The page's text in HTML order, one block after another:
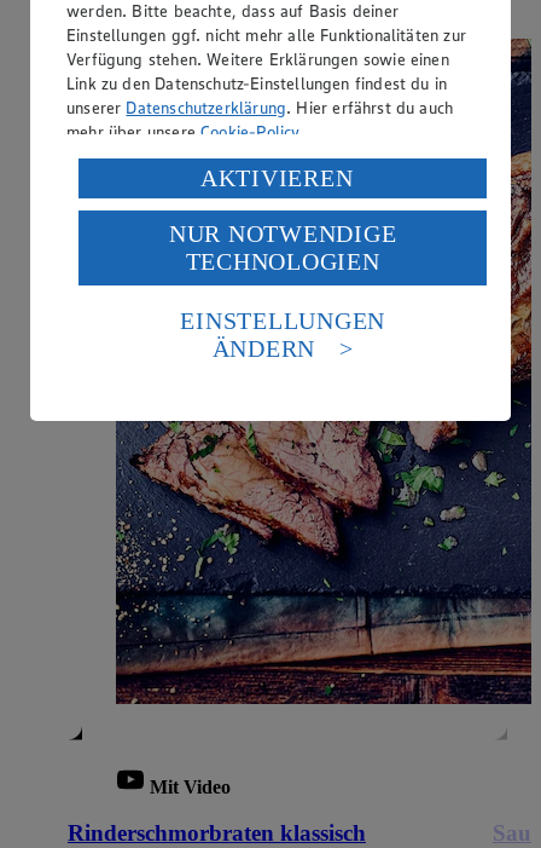
Mit Video
Rinderschmorbraten klassisch
werden. Bitte beachte, dass auf Basis deiner
Einstellungen ggf. nicht mehr alle Funktionalitäten zur
Verfügung stehen. Weitere Erklärungen sowie einen
Link zu den Datenschutz-Einstellungen findest du in
unserer Datenschutzerklärung. Hier erfährst du auch
mehr über unsereCookie-Policy.
Verarbeitung deiner personenbezogenen Daten in den
USA durch Facebook und YouTube:
Wenn du auf „Aktivieren“ klickst, willigst du im Sinne
des Art. 49 Abs. 1 Satz 1 lit. a) DSGVO ein, dass deine
Daten in den USA verarbeitet werden. Der EuGH sieht
die USA als Land mit einem nach europäischen
Standards nicht angemessenen Datenschutzniveau an.
Es besteht das Risiko eines Zugriffs durch US-
Informationen zum Herausgeber der Seite findest du
Impressum
AKTIVIEREN
NUR NOTWENDIGE
TECHNOLOGIEN
EINSTELLUNGEN
ÄNDERN